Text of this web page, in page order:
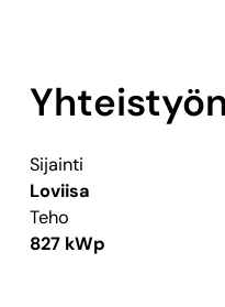
Sijainti
Loviisa
Teho
827 kWp